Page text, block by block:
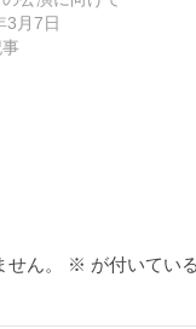
3月7日
ん。 ※ が付いてい